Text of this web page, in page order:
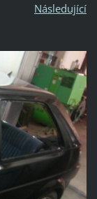
Následující